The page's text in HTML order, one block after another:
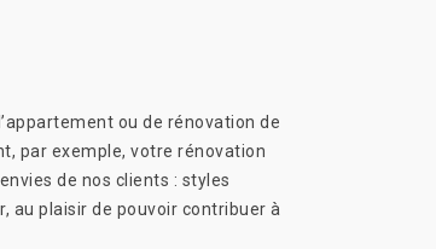
ou de rénovation de
par exemple, votre rénovation
de nos clients : styles
au plaisir de pouvoir contribuer à